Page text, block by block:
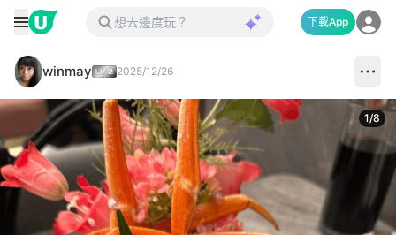
下載App
winmay 2025/12/26
1/8